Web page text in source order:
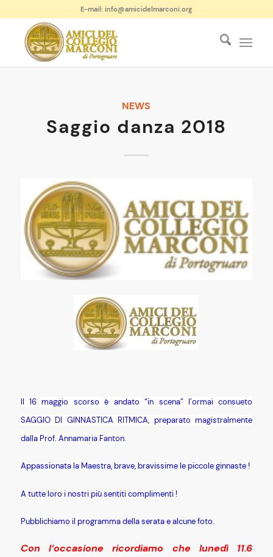
E-mail: info@amicidelmarconi.org
NEWS
Saggio danza 2018
Il 16 maggio scorso è andato “in scena” l’ormai consueto
SAGGIO DI GINNASTICA RITMICA, preparato magistralmente
dalla Prof. Annamaria Fanton.
Appassionata la Maestra, brave, bravissime le piccole ginnaste !
A tutte loro i nostri più sentiti complimenti !
Pubblichiamo il programma della serata e alcune foto.
Con l’occasione ricordiamo che lunedì 11.6